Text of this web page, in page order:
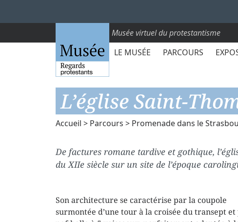
Musée virtuel du protestantisme
LE MUSÉE
PARCOURS
L’église Saint-
Accueil > Parcours > Promenade dans le
De factures romane tardive et gothique,
du XIIe siècle sur un site de l’époque
Son architecture se caractérise par la coupole
surmontée d’une tour à la croisée du transept